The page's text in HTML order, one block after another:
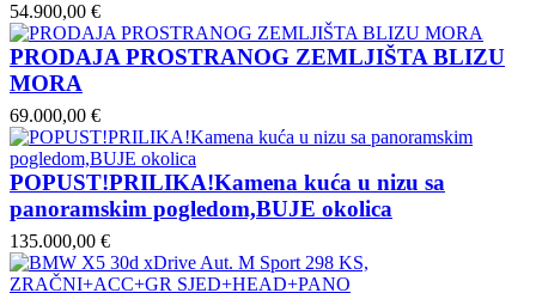
54.900,00 €
PRODAJA PROSTRANOG ZEMLJIŠTA BLIZU
MORA
69.000,00 €
POPUST!PRILIKA!Kamena kuća u nizu sa
panoramskim pogledom,BUJE okolica
135.000,00 €